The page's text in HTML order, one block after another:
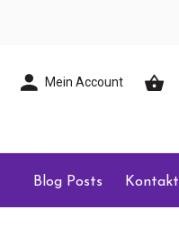
Mein Account
Blog Posts Kontakt